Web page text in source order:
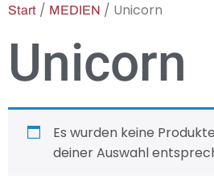
Start / MEDIEN / Unicorn
Unicorn
Es wurden keine
deiner Auswahl